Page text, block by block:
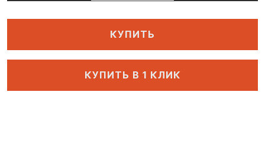
КУПИТЬ
КУПИТЬ В 1 КЛИК